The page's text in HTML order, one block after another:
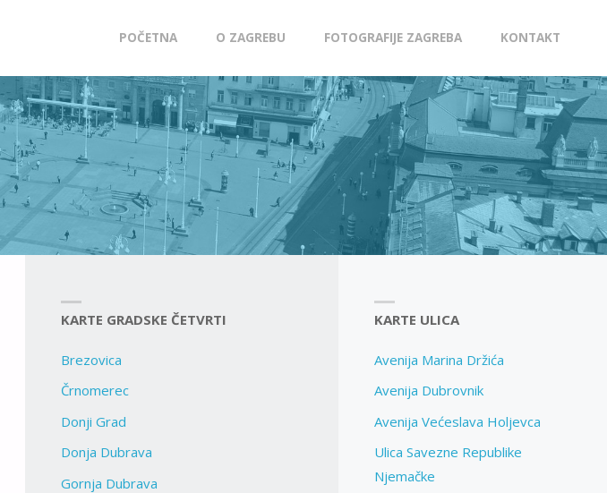
content
POČETNA O ZAGREBU FOTOGRAFIJE ZAGREBA KONTAKT
KARTE GRADSKE ČETVRTI
Brezovica
Črnomerec
Donji Grad
Donja Dubrava
Gornja Dubrava
KARTE ULICA
Avenija Marina Držića
Avenija Dubrovnik
Avenija Većeslava Holjevca
Ulica Savezne Republike
Njemačke